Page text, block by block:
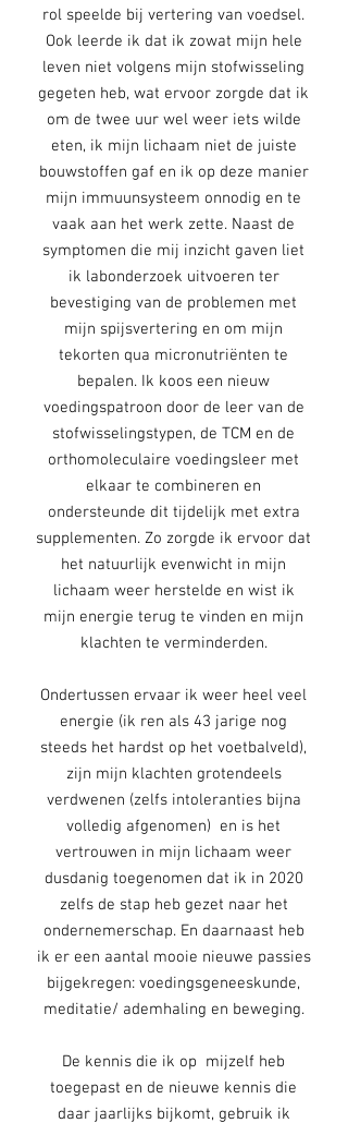
rol speelde bij vertering van voedsel.
Ook leerde ik dat ik zowat mijn hele
leven niet volgens mijn stofwisseling
gegeten heb, wat ervoor zorgde dat ik
om de twee uur wel weer iets wilde
eten, ik mijn lichaam niet de juiste
bouwstoffen gaf en ik op deze manier
mijn immuunsysteem onnodig en te
vaak aan het werk zette. Naast de
symptomen die mij inzicht gaven liet
ik labonderzoek uitvoeren ter
bevestiging van de problemen met
mijn spijsvertering en om mijn
tekorten qua micronutriënten te
bepalen. Ik koos een nieuw
voedingspatroon door de leer van de
stofwisselingstypen, de TCM en de
orthomoleculaire voedingsleer met
elkaar te combineren en
ondersteunde dit tijdelijk met extra
supplementen. Zo zorgde ik ervoor dat
het natuurlijk evenwicht in mijn
lichaam weer herstelde en wist ik
mijn energie terug te vinden en mijn
klachten te verminderden.
Ondertussen ervaar ik weer heel veel
energie (ik ren als 43 jarige nog
steeds het hardst op het voetbalveld),
zijn mijn klachten grotendeels
verdwenen (zelfs intoleranties bijna
volledig afgenomen) en is het
vertrouwen in mijn lichaam weer
dusdanig toegenomen dat ik in 2020
zelfs de stap heb gezet naar het
ondernemerschap. En daarnaast heb
ik er een aantal mooie nieuwe passies
bijgekregen: voedingsgeneeskunde,
meditatie/ ademhaling en beweging.
De kennis die ik op mijzelf heb
toegepast en de nieuwe kennis die
daar jaarlijks bijkomt, gebruik ik